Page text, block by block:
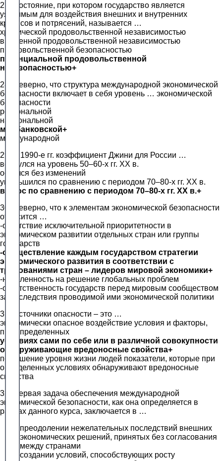
27. Состояние, при котором государство является
уязвимым для воздействия внешних и внутренних
кризисов и потрясений, называется …
хронической продовольственной независимостью
временной продовольственной независимостью
продовольственной безопасностью
потенциальной продовольственной
небезопасностью+
28. Неверно, что структура международной экономической
безопасности включает в себя уровень … экономической
безопасности
региональной
национальной
межбанковской+
международной
29. В 1990-е гг. коэффициент Джини для России …
вернулся на уровень 50–60-х гг. ХХ в.
остался без изменений
уменьшился по сравнению с периодом 70–80-х гг. ХХ в.
вырос по сравнению с периодом 70–80-х гг. ХХ в.+
30. Неверно, что к элементам экономической безопасности
относится …
-отсутствие исключительной приоритетности в
экономическом развитии отдельных стран или группы
государств
-осуществление каждым государством стратегии
экономического развития в соответствии с
требованиями стран – лидеров мировой экономики+
-нацеленность на решение глобальных проблем
-ответственность государств перед мировым сообществом
за последствия проводимой ими экономической политики
31. Источники опасности – это …
экономически опасное воздействие условия и факторы,
при определенных
условиях сами по себе или в различной совокупности
обнаруживающие вредоносные свойства+
повышение уровня жизни людей показатели, которые при
определенных условиях обнаруживают вредоносные
свойства
32. Первая задача обеспечения международной
экономической безопасности, как она определяется в
рамках данного курса, заключается в …
преодолении нежелательных последствий внешних
экономических решений, принятых без согласования
между странами
создании условий, способствующих росту